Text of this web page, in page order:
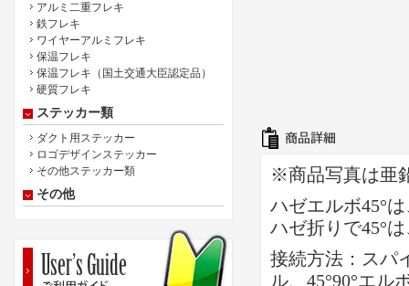
アルミ二重フレキ
鉄フレキ
ワイヤーアルミフレキ
保温フレキ
保温フレキ（国土交通大臣認定品）
硬質フレキ
ステッカー類
ダクト用ステッカー
ロゴデザインステッカー
その他ステッカー類
その他
※商品写真は亜
ハゼエルボ45°
ハゼ折りで45°
接続方法：スパ
ル、45°90°エル